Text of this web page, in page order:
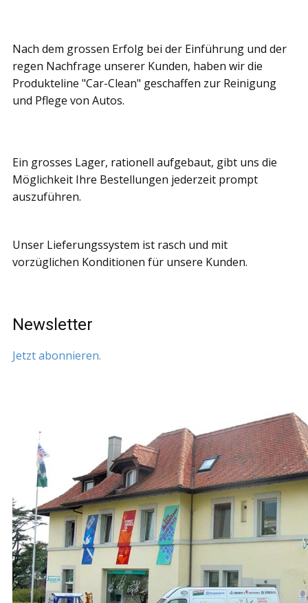
Nach dem grossen Erfolg bei der Einführung und der
regen Nachfrage unserer Kunden, haben wir die
Produkteline "Car-Clean" geschaffen zur Reinigung
und Pflege von Autos.
Ein grosses Lager, rationell aufgebaut, gibt uns die
Möglichkeit Ihre Bestellungen jederzeit prompt
auszuführen.
Unser Lieferungssystem ist rasch und mit
vorzüglichen Konditionen für unsere Kunden.
Newsletter
Jetzt abonnieren.